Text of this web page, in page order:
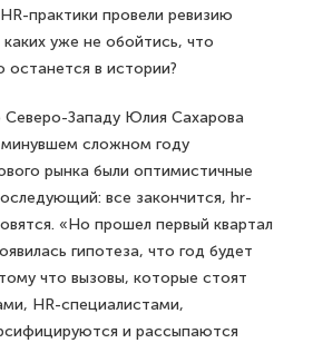
практики провели ревизию
уже не обойтись, что
останется в истории?
Северо-Западу Юлия Сахарова
сложном году
рынка были оптимистичные
все закончится, hr-
«Но прошел первый квартал
гипотеза, что год будет
что вызовы, которые стоят
HR-специалистами,
и рассыпаются